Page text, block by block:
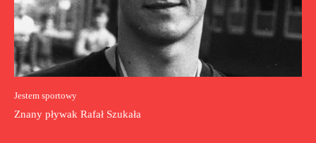
Jestem sportowy
Znany pływak Rafał Szukała